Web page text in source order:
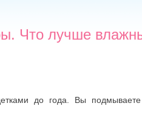
Что лучше
до года. Вы